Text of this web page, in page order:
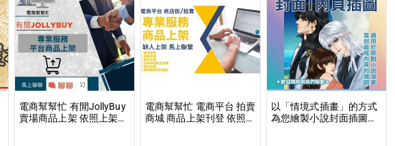
電商幫幫忙 有閒JollyBuy
賣場商品上架 依照上架數
電商幫幫忙 電商平台 拍賣
商城 商品上架刊登 依照上
以「情境式插畫」的方式
為您繪製小說封面插圖或